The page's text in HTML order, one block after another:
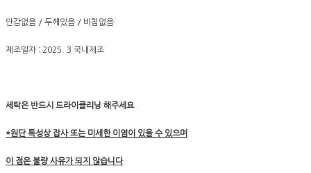
안감없음 / 두께있음 / 비침없음
제조일자 : 2025. 3 국내제조
세탁은 반드시 드라이클리닝 해주세요
*원단 특성상 잡사 또는 미세한 이염이 있을 수 있으며
이 점은 불량 사유가 되지 않습니다